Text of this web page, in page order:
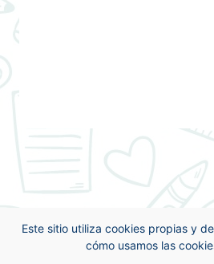
Este sitio utiliza cookies propias y
cómo usamos las